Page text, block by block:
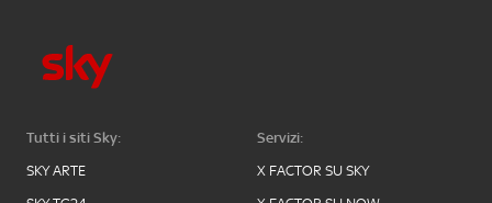
Tutti i siti Sky:
SKY ARTE
Servizi:
X FACTOR SU SKY